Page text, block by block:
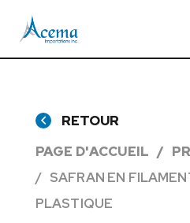
RETOUR
PAGE D'ACCUEIL
SAFRAN EN
PLASTIQUE